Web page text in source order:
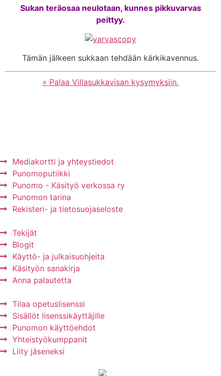
Sukan teräosaa neulotaan, kunnes pikkuvarvas
peittyy.
Tämän jälkeen sukkaan tehdään kärkikavennus.
« Palaa Villasukkavisan kysymyksiin.
Mediakortti ja yhteystiedot
Punomoputiikki
Punomo - Käsityö verkossa ry
Punomon tarina
Rekisteri- ja tietosuojaseloste
Tekijät
Blogit
Käyttö- ja julkaisuohjeita
Käsityön sanakirja
Anna palautetta
Tilaa opetuslisenssi
Sisällöt lisenssikäyttäjille
Punomon käyttöehdot
Yhteistyökumppanit
Liity jäseneksi